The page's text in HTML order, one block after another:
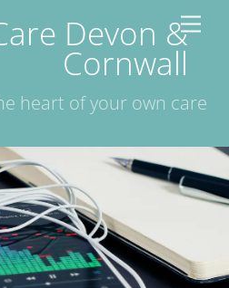
Menu
Devon &
Cornwall
heart of your own care